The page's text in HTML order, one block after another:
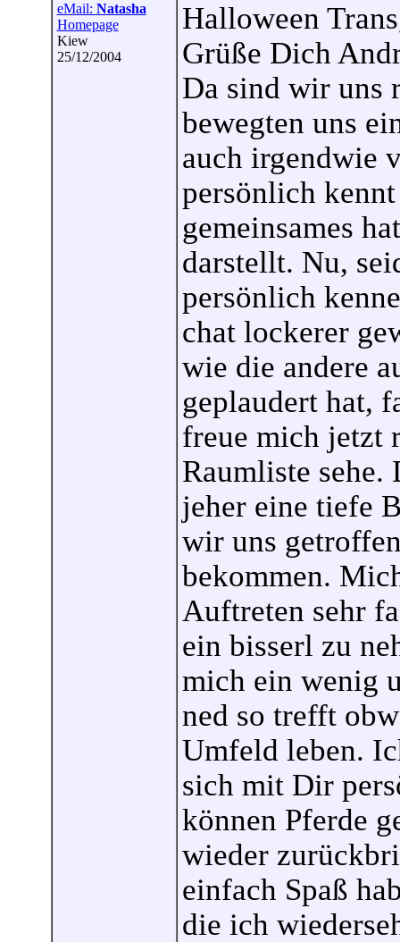
eMail: Natasha
Homepage
Kiew
25/12/2004
Halloween
Grüße Dich
Da sind wir uns
bewegten uns
auch irgendwie
persönlich
gemeinsames
darstellt. Nu,
persönlich
chat lockerer
wie die andere
geplaudert hat,
freue mich jetzt
Raumliste
jeher eine tiefe
wir uns
bekommen.
Auftreten sehr
ein bisserl zu
mich ein wenig
ned so trefft
Umfeld leben.
sich mit Dir
können Pferde
wieder
einfach Spaß
die ich